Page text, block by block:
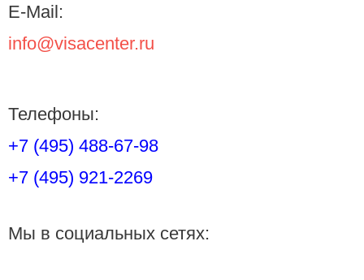
E-Mail:
info@visacenter.ru
Телефоны:
+7 (495) 488-67-98
+7 (495) 921-2269
Мы в социальных сетях: